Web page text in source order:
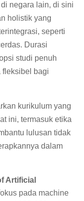
negara lain, di sini
holistik yang
seperti
Durasi
studi penuh
fleksibel bagi
kurikulum yang
ini, termasuk etika
lulusan tidak
dalam
Artificial
pada machine